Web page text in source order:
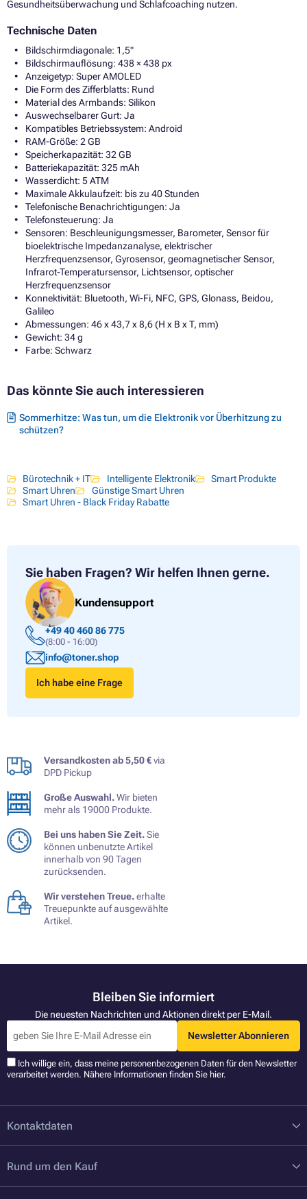
Gesundheitsüberwachung und Schlafcoaching nutzen.
Technische Daten
Bildschirmdiagonale: 1,5"
Bildschirmauflösung: 438 × 438 px
Anzeigetyp: Super AMOLED
Die Form des Zifferblatts: Rund
Material des Armbands: Silikon
Auswechselbarer Gurt: Ja
Kompatibles Betriebssystem: Android
RAM-Größe: 2 GB
Speicherkapazität: 32 GB
Batteriekapazität: 325 mAh
Wasserdicht: 5 ATM
Maximale Akkulaufzeit: bis zu 40 Stunden
Telefonische Benachrichtigungen: Ja
Telefonsteuerung: Ja
Sensoren: Beschleunigungsmesser, Barometer, Sensor für
bioelektrische Impedanzanalyse, elektrischer
Herzfrequenzsensor, Gyrosensor, geomagnetischer Sensor,
Infrarot-Temperatursensor, Lichtsensor, optischer
Herzfrequenzsensor
Konnektivität: Bluetooth, Wi-Fi, NFC, GPS, Glonass, Beidou,
Galileo
Abmessungen: 46 x 43,7 x 8,6 (H x B x T, mm)
Gewicht: 34 g
Farbe: Schwarz
Das könnte Sie auch interessieren
Sommerhitze: Was tun, um die Elektronik vor Überhitzung zu
schützen?
Bürotechnik + IT Intelligente Elektronik
Smart Produkte
Smart Uhren
Günstige Smart Uhren
Smart Uhren - Black Friday Rabatte
Sie haben Fragen? Wir helfen Ihnen gerne.
Kundensupport
+49 40 460 86 775
(8:00 - 16:00)
info@toner.shop
Ich habe eine Frage
Versandkosten ab 5,50 €via
DPD Pickup
Große Auswahl.Wir bieten
mehr als 19000 Produkte.
Bei uns haben Sie Zeit.Sie
können unbenutzte Artikel
innerhalb von 90 Tagen
zurücksenden.
Wir verstehen Treue.erhalte
Treuepunkte auf ausgewählte
Artikel.
Bleiben Sie informiert
Die neuesten Nachrichten und Aktionen direkt per E-Mail.
Newsletter Abonnieren
Ich willige ein, dass meine personenbezogenen Daten für den Newsletter
verarbeitet werden. Nähere Informationen finden Sie hier.
Kontaktdaten
Rund um den Kauf